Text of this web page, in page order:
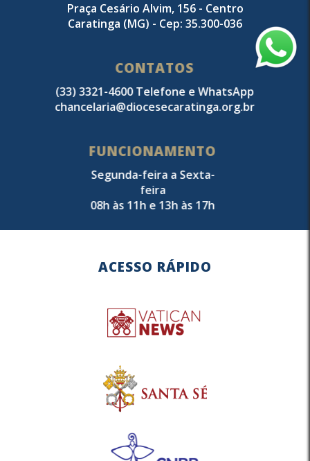
Praça Cesário Alvim, 156 - Centro
Caratinga (MG) - Cep: 35.300-036
CONTATOS
(33) 3321-4600 Telefone e WhatsApp
chancelaria@diocesecaratinga.org.br
FUNCIONAMENTO
Segunda-feira a Sexta-
feira
08h às 11h e 13h às 17h
ACESSO RÁPIDO